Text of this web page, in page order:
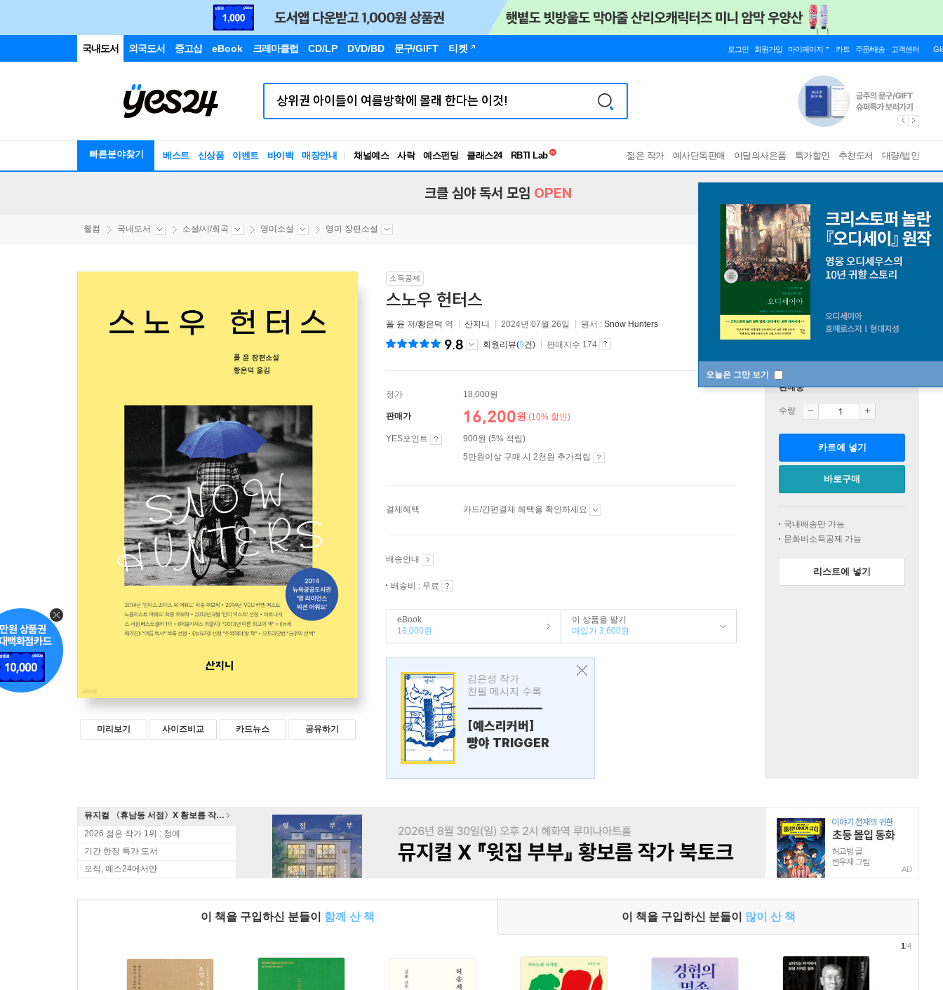
국내도서 외국도서 중고샵 eBook 크레마클럽 CD/LP DVD/BD 문구/GIFT 티켓 로그인 회원가입 마이페이지 카트 주문/배송 고객센터
빠른분야찾기 베스트 신상품 이벤트 바이백 매장안내 채널예스 사락 예스펀딩 클래스24
RBTI Lab
독서유형검사
젊은 작가 예사단독판매 이달의사은품 특가할인 추천도서 대량/법인
오늘은 그만 보기
크클 심야 독서 모임 OPEN
웰컴 국내도서 소설/시/희곡 영미소설 영미 장편소설
미리보기 사이즈비교 카드뉴스 공유하기
소득공제
스노우 헌터스
폴 윤 저/황은덕 역 산지니 2024년 07월 26일 원서 : Snow Hunters
9.8 회원리뷰(9건) 판매지수 174
정가 18,000원
판매가 16,200원 (10% 할인)
YES포인트
900원 (5% 적립)
5만원이상 구매 시 2천원 추가적립
결제혜택 카드/간편결제 혜택을 확인하세요
배송안내
배송비 : 무료
eBook
18,000원
이 상품을 팔기
매입가 3,600원
김은성 작가
친필 메시지 수록
---------------
[예스리커버]
빵야 TRIGGER
판매중
수량
카트에 넣기
바로구매
국내배송만 가능
문화비소득공제 가능
리스트에 넣기
뮤지컬 〈휴남동 서점〉X 황보름 작가 북토크
2026 젊은 작가 1위 : 청예
기간 한정 특가 도서
오직, 예스24에서만
AD
이 책을 구입하신 분들이 함께 산 책 이 책을 구입하신 분들이 많이 산 책
1/4